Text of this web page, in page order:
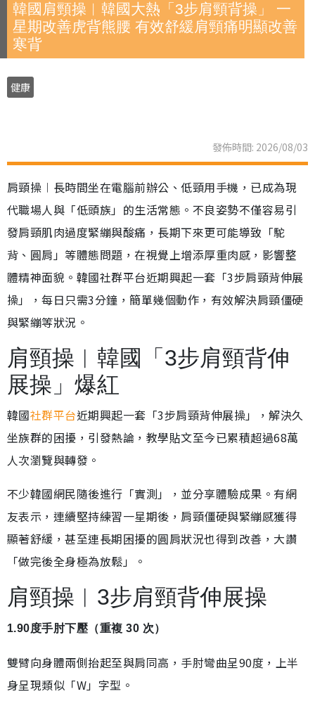
韓國肩頸操︱韓國大熱「3步肩頸背操」 一
星期改善虎背熊腰 有效舒緩肩頸痛明顯改善
寒背
健康
發佈時間: 2026/08/03
肩頸操︱長時間坐在電腦前辦公、低頸用手機，已成為現
代職場人與「低頭族」的生活常態。不良姿勢不僅容易引
發肩頸肌肉過度緊繃與酸痛，長期下來更可能導致「駝
背、圓肩」等體態問題，在視覺上增添厚重肉感，影響整
體精神面貌。韓國社群平台近期興起一套「3步肩頸背伸展
操」，每日只需3分鐘，簡單幾個動作，有效解決肩頸僵硬
與緊繃等狀況。
肩頸操︱韓國「3步肩頸背伸
展操」爆紅
韓國社群平台近期興起一套「3步肩頸背伸展操」，解決久
坐族群的困擾，引發熱論，教學貼文至今已累積超過68萬
人次瀏覽與轉發。
不少韓國網民隨後進行「實測」，並分享體驗成果。有網
友表示，連續堅持練習一星期後，肩頸僵硬與緊繃感獲得
顯著舒緩，甚至連長期困擾的圓肩狀況也得到改善，大讚
「做完後全身極為放鬆」。
肩頸操︱3步肩頸背伸展操
1.90度手肘下壓（重複 30 次）
雙臂向身體兩側抬起至與肩同高，手肘彎曲呈90度，上半
身呈現類似「W」字型。